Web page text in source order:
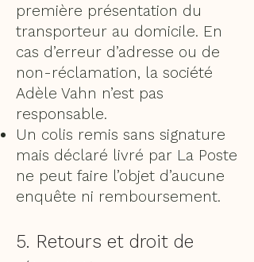
première présentation du
transporteur au domicile. En
cas d’erreur d’adresse ou de
non-réclamation, la société
Adèle Vahn n’est pas
responsable.
Un colis remis sans signature
mais déclaré livré par La Poste
ne peut faire l’objet d’aucune
enquête ni remboursement.
5. Retours et droit de